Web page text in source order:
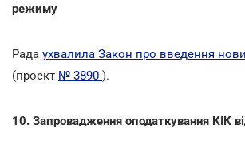
режиму
Рада ухвалила Закон про введення
(проект № 3890 ).
10. Запровадження оподаткування КІК